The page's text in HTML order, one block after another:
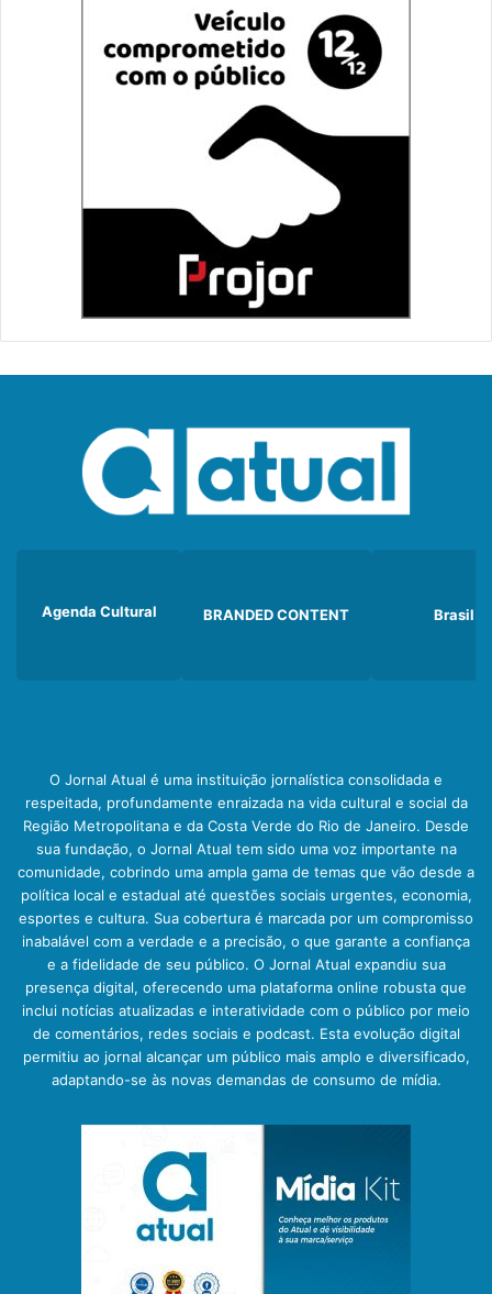
Agenda Cultural BRANDED CONTENT Brasil
O Jornal Atual é uma instituição jornalística consolidada e
respeitada, profundamente enraizada na vida cultural e social da
Região Metropolitana e da Costa Verde do Rio de Janeiro. Desde
sua fundação, o Jornal Atual tem sido uma voz importante na
comunidade, cobrindo uma ampla gama de temas que vão desde a
política local e estadual até questões sociais urgentes, economia,
esportes e cultura. Sua cobertura é marcada por um compromisso
inabalável com a verdade e a precisão, o que garante a confiança
e a fidelidade de seu público. O Jornal Atual expandiu sua
presença digital, oferecendo uma plataforma online robusta que
inclui notícias atualizadas e interatividade com o público por meio
de comentários, redes sociais e podcast. Esta evolução digital
permitiu ao jornal alcançar um público mais amplo e diversificado,
adaptando-se às novas demandas de consumo de mídia.